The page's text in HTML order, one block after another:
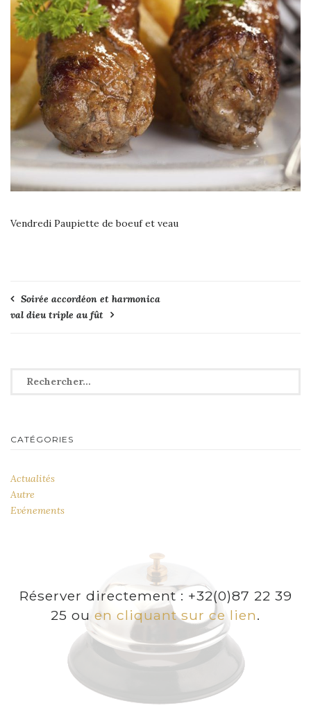
Vendredi Paupiette de boeuf et veau
Navigation
de
Soirée accordéon et harmonica
val dieu triple au fût
Rechercher :
CATÉGORIES
Actualités
Autre
Evénements
Réserver directement : +32(0)87 22 39
25 ou en cliquant sur ce lien.